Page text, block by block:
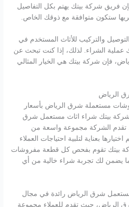
فريق شركة بيتك يهتم بكل التفاصيل
ستكون متوافقة مع ذوقك الخاص.
والتركيب للأثاث المستخدم في
الشراء. لذلك، إذا كنت تبحث عن
فإن شركة بيتك هي الخيار المثالي
الرياض
مستعملة شرق الرياض بأسعار
بيتك شراء اثاث مستعمل شرق
تقدم الشركة مجموعة واسعة من
بعناية لتلبية احتياجات العملاء
بيتك تقوم بفحص كل قطعة مفروشات
يضمن لك تجربة شراء خالية من أي
شرق الرياض رائدة في مجال
حيث تقدم للعملاء مجموعة